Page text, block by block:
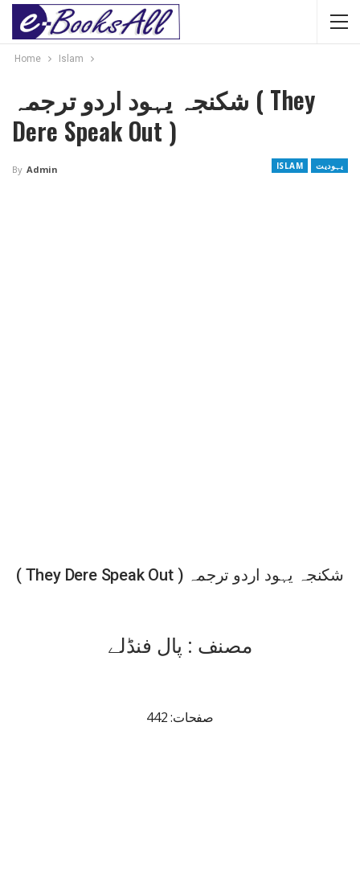
Home Islam
شکنجہ یہود اردو ترجمہ ( They
Dere Speak Out )
ISLAM یہودیت By Admin
شکنجہ یہود اردو ترجمہ ( They Dere Speak Out )
مصنف : پال فنڈلے
صفحات: 442